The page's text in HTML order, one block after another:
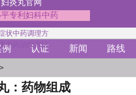
妇炎丸官网
专利妇科中药
状中药调理方
中药治疗方法
例 认证 新闻 路线
：药物组成